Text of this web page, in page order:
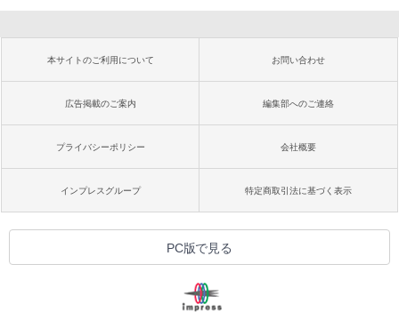
本サイトのご利用について お問い合わせ
広告掲載のご案内 編集部へのご連絡
プライバシーポリシー 会社概要
インプレスグループ 特定商取引法に基づく表示
PC版で見る